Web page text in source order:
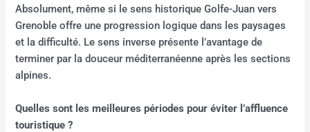
Absolument, même si le sens historique Golfe-Juan vers
Grenoble offre une progression logique dans les paysages
et la difficulté. Le sens inverse présente l’avantage de
terminer par la douceur méditerranéenne après les sections
alpines.
Quelles sont les meilleures périodes pour éviter l’affluence
touristique ?